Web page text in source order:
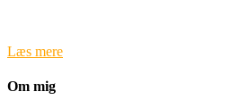
Læs mere
Om mig